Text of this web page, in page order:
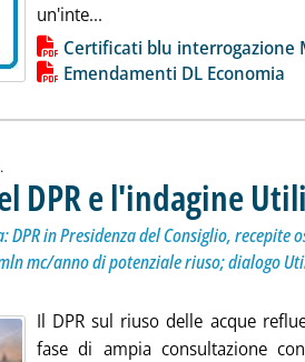
un'inte...
alla notizia
Certificati blu interrogazione
Emendamenti DL Economia
DPR e l'indagine
in Presidenza del Consiglio, recepite
mc/anno di potenziale riuso; dialogo
Il DPR sul riuso delle acque
fase di ampia consultazione